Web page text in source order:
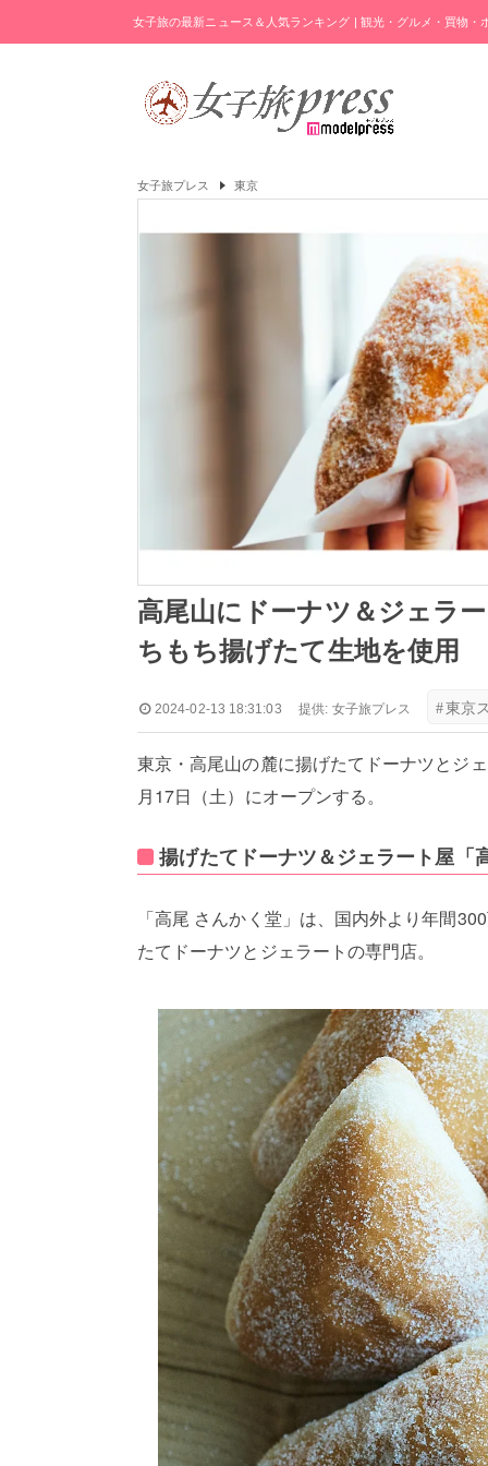
女子旅の最新ニュース＆人気ランキング | 観光・グルメ・買物
女子旅プレス 東京
高尾山にドーナツ＆ジェラ
ちもち揚げたて生地を使用
2024-02-13 18:31:03 提供: 女子旅プレス #東京
東京・高尾山の麓に揚げたてドーナツとジ
月17日（土）にオープンする。
揚げたてドーナツ＆ジェラート屋「
「高尾 さんかく堂」は、国内外より年間
たてドーナツとジェラートの専門店。